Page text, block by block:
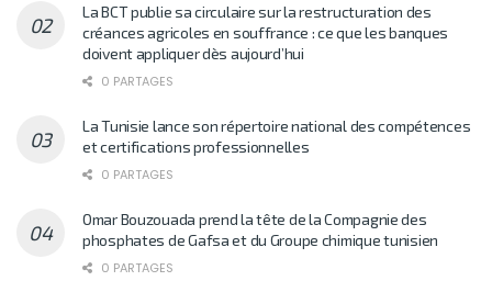
La BCT publie sa circulaire sur la restructuration des
créances agricoles en souffrance : ce que les banques
doivent appliquer dès aujourd’hui
0 PARTAGES
La Tunisie lance son répertoire national des compétences
et certifications professionnelles
0 PARTAGES
Omar Bouzouada prend la tête de la Compagnie des
phosphates de Gafsa et du Groupe chimique tunisien
0 PARTAGES